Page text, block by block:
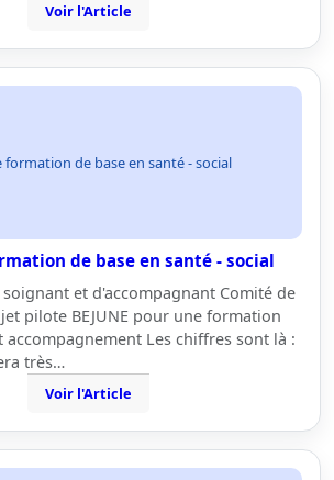
Voir l'Article
formation de base en santé - social
de base en santé - social
et d'accompagnant Comité de
pilote BEJUNE pour une formation
accompagnement Les chiffres sont là :
très…
Voir l'Article